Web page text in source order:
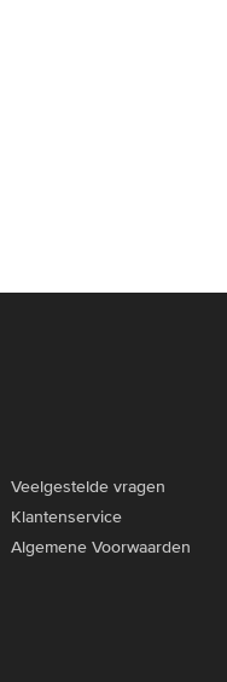
Veelgestelde vragen
Klantenservice
Algemene Voorwaarden